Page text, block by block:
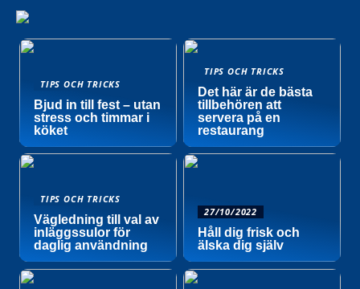
TIPS OCH TRICKS
Bjud in till fest – utan
stress och timmar i
köket
TIPS OCH TRICKS
Det här är de bästa
tillbehören att
servera på en
restaurang
TIPS OCH TRICKS
Vägledning till val av
inläggssulor för
daglig användning
27/10/2022
Håll dig frisk och
älska dig själv